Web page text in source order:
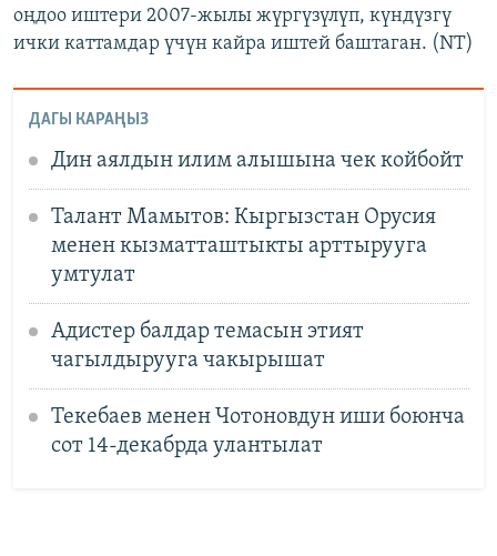
оңдоо иштери 2007-жылы жүргүзүлүп, күндүзгү
ички каттамдар үчүн кайра иштей баштаган. (NT)
ДАГЫ КАРАҢЫЗ
Дин аялдын илим алышына чек койбойт
Талант Мамытов: Кыргызстан Орусия
менен кызматташтыкты арттырууга
умтулат
Адистер балдар темасын этият
чагылдырууга чакырышат
Текебаев менен Чотоновдун иши боюнча
сот 14-декабрда улантылат